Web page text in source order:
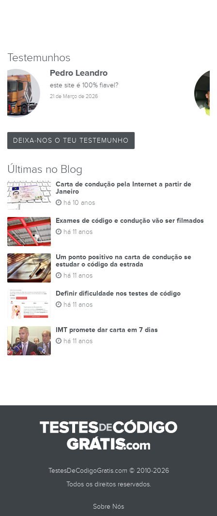
Testemunhos
Mario Filipe Amaral
Muito bom este site ajuda bastante obrigado
21 de Outubro de 2024
DEIXA-NOS O TEU TESTEMUNHO
Últimas no Blog
Carta de condução pela Internet a partir de
Janeiro
há 10 anos
Exames de código e condução vão ser filmados
há 11 anos
Um ponto positivo na carta de condução se
estudar o código da estrada
há 11 anos
Definir dificuldade nos testes de código
há 11 anos
IMT promete dar carta em 7 dias
há 11 anos
TestesDeCodigoGratis.com © 2010-2026
Todos os direitos reservados.
Sobre Nós